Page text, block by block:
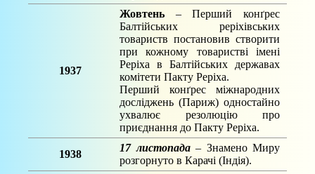
1937
Жовтень – Перший конґрес
Балтійських реріхівських
товариств постановив створити
при кожному товаристві імені
Реріха в Балтійських державах
комітети Пакту Реріха.
Перший конґрес міжнародних
досліджень (Париж) одностайно
ухвалює резолюцію про
приєднання до Пакту Реріха.
1938
17 листопада– Знамено Миру
розгорнуто в Карачі (Індія).